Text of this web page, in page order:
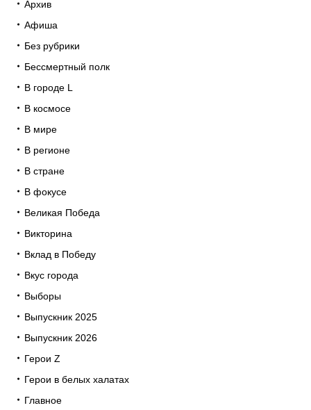
Архив
Афиша
Без рубрики
Бессмертный полк
В городе L
В космосе
В мире
В регионе
В стране
В фокусе
Великая Победа
Викторина
Вклад в Победу
Вкус города
Выборы
Выпускник 2025
Выпускник 2026
Герои Z
Герои в белых халатах
Главное